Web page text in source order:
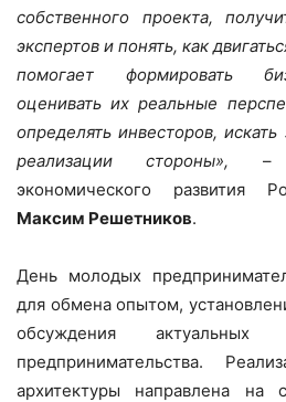
собственного проекта,
экспертов и понять, как
помогает формировать
оценивать их реальные
определять инвесторов,
реализации стороны», –
экономического развития
Максим Решетников.
День молодых
для обмена опытом,
обсуждения актуальных
предпринимательства.
архитектуры направлена на